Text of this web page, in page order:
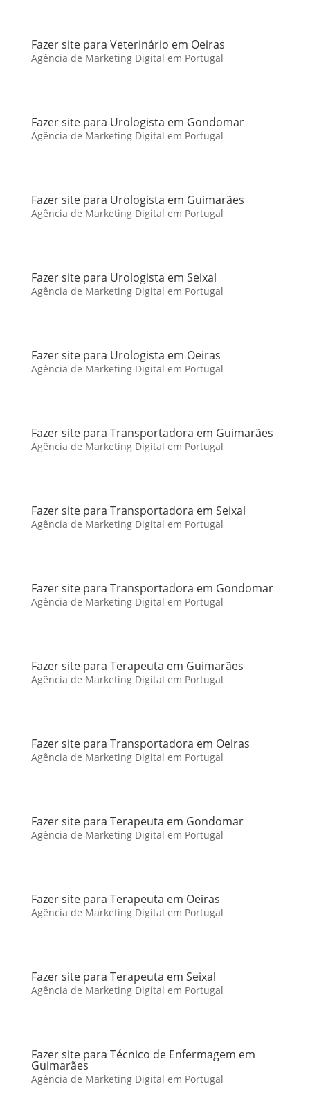
Fazer site para Veterinário em Oeiras
Agência de Marketing Digital em Portugal
Fazer site para Urologista em Gondomar
Agência de Marketing Digital em Portugal
Fazer site para Urologista em Guimarães
Agência de Marketing Digital em Portugal
Fazer site para Urologista em Seixal
Agência de Marketing Digital em Portugal
Fazer site para Urologista em Oeiras
Agência de Marketing Digital em Portugal
Fazer site para Transportadora em Guimarães
Agência de Marketing Digital em Portugal
Fazer site para Transportadora em Seixal
Agência de Marketing Digital em Portugal
Fazer site para Transportadora em Gondomar
Agência de Marketing Digital em Portugal
Fazer site para Terapeuta em Guimarães
Agência de Marketing Digital em Portugal
Fazer site para Transportadora em Oeiras
Agência de Marketing Digital em Portugal
Fazer site para Terapeuta em Gondomar
Agência de Marketing Digital em Portugal
Fazer site para Terapeuta em Oeiras
Agência de Marketing Digital em Portugal
Fazer site para Terapeuta em Seixal
Agência de Marketing Digital em Portugal
Fazer site para Técnico de Enfermagem em
Guimarães
Agência de Marketing Digital em Portugal